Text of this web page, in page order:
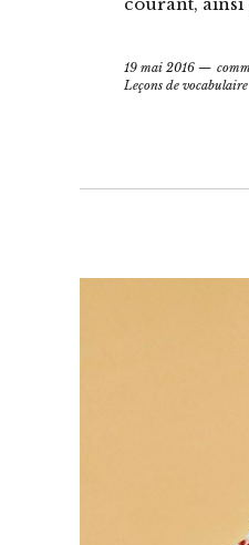
19 mai 2016
Leçons de vocabulaire